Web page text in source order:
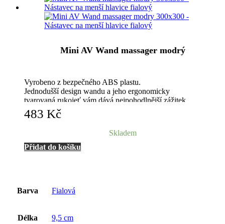
Mini AV Wand massager modrý
Vyrobeno z bezpečného ABS plastu.
Jednodušší design wandu a jeho ergonomicky
tvarovaná rukojeť vám dává nejpohodlnější zážitek.
Je voděodolný, ultra tichý s moderním designem.
Tato intimní hračka je určena pro masturbaci a předehry, pro
483 Kč
Skladem
Přidat do košíku
Barva Fialová
Délka 9,5 cm